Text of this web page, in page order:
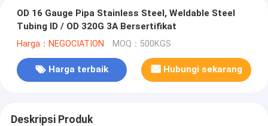
OD 16 Gauge Pipa Stainless Steel, Weldable Steel
Tubing ID / OD 320G 3A Bersertifikat
Harga：NEGOCIATION MOQ：500KGS
Harga terbaik Hubungi sekarang
Deskripsi Produk